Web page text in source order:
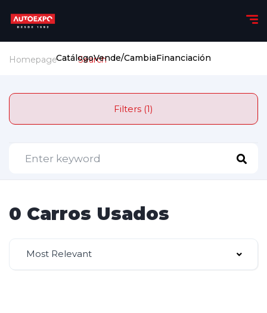
CatálogoVende/CambiaFinanciación
Homepage Search
Filters (1)
0 Carros Usados
Most Relevant